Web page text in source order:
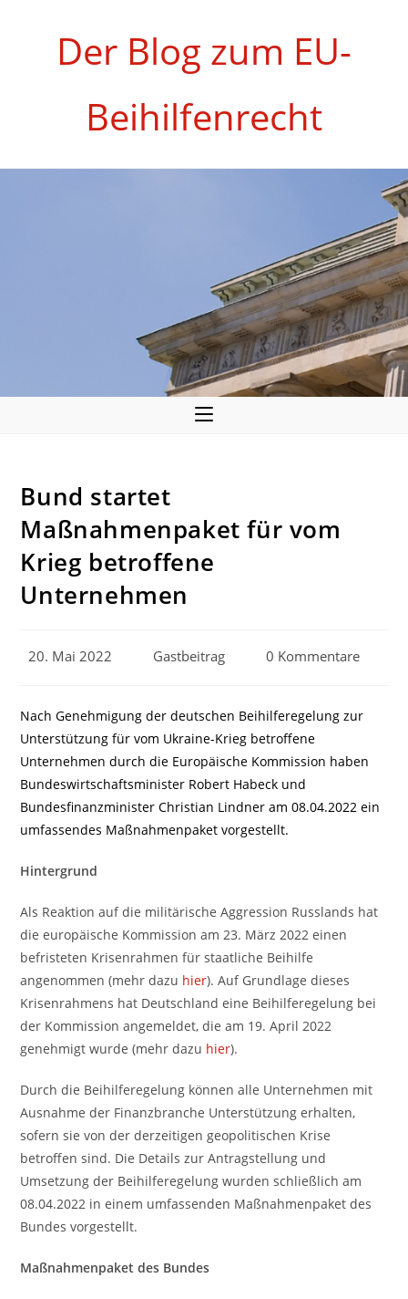
Der Blog zum EU-
Beihilfenrecht
Bund startet
Maßnahmenpaket für vom
Krieg betroffene
Unternehmen
Beitrag
20. Mai 2022
Beitrags-
Gastbeitrag
Beitrags-
0 Kommentare
Nach Genehmigung der deutschen Beihilferegelung zur
Unterstützung für vom Ukraine-Krieg betroffene
Unternehmen durch die Europäische Kommission haben
Bundeswirtschaftsminister Robert Habeck und
Bundesfinanzminister Christian Lindner am 08.04.2022 ein
umfassendes Maßnahmenpaket vorgestellt.
Hintergrund
Als Reaktion auf die militärische Aggression Russlands hat
die europäische Kommission am 23. März 2022 einen
befristeten Krisenrahmen für staatliche Beihilfe
angenommen (mehr dazu hier). Auf Grundlage dieses
Krisenrahmens hat Deutschland eine Beihilferegelung bei
der Kommission angemeldet, die am 19. April 2022
genehmigt wurde (mehr dazu hier).
Durch die Beihilferegelung können alle Unternehmen mit
Ausnahme der Finanzbranche Unterstützung erhalten,
sofern sie von der derzeitigen geopolitischen Krise
betroffen sind. Die Details zur Antragstellung und
Umsetzung der Beihilferegelung wurden schließlich am
08.04.2022 in einem umfassenden Maßnahmenpaket des
Bundes vorgestellt.
Maßnahmenpaket des Bundes